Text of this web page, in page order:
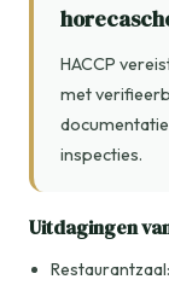
HACCP
met
inspecties.
Uitdagingen